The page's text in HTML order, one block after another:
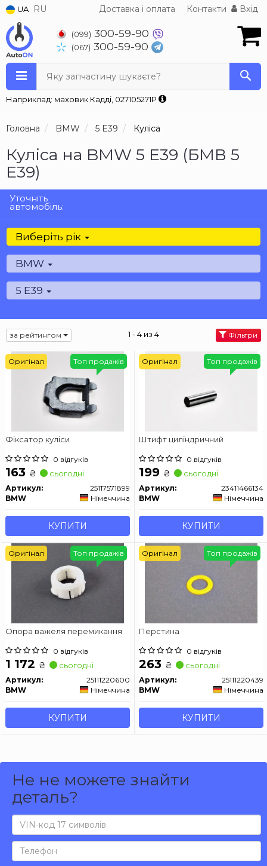
UA RU Доставка і оплата Контакти Вхід
(099) 300-59-90
(067) 300-59-90
Яку запчастину шукаєте?
Наприклад: маховик Кадді, 027105271P
Головна BMW 5 E39 Куліса
Куліса на BMW 5 E39 (БМВ 5
Е39)
Уточніть
автомобіль:
Виберіть рік
BMW
5 E39
за рейтингом 1 - 4 из 4 Фільтри
Фіксатор куліси
0 відгуків
163 ₴ сьогодні
Артикул:
25117571899
BMW
Німеччина
КУПИТИ
Топ продажів
Оригінал
Штифт циліндричний
0 відгуків
199 ₴ сьогодні
Артикул:
23411466134
BMW
Німеччина
КУПИТИ
Топ продажів
Оригінал
Опора важеля перемикання
0 відгуків
1 172 ₴ сьогодні
Артикул:
25111220600
BMW
Німеччина
КУПИТИ
Топ продажів
Оригінал
Перстина
0 відгуків
263 ₴ сьогодні
Артикул:
25111220439
BMW
Німеччина
КУПИТИ
Топ продажів
Оригінал
Не не можете знайти
деталь?